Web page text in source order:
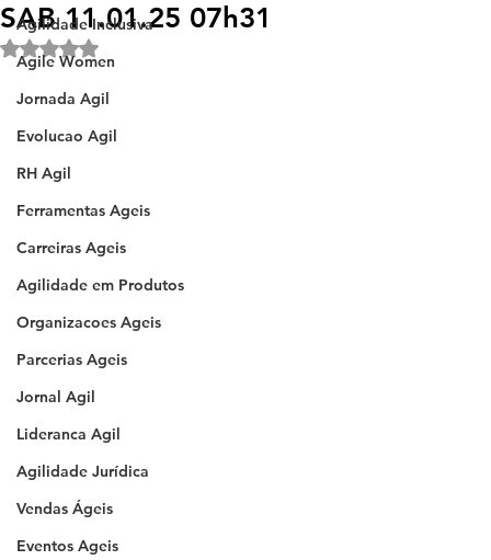
Agilidade Inclusiva
Agile Women
Jornada Agil
Evolucao Agil
RH Agil
Ferramentas Ageis
Carreiras Ageis
Agilidade em Produtos
Organizacoes Ageis
Parcerias Ageis
Jornal Agil
Lideranca Agil
Agilidade Jurídica
Vendas Ágeis
Eventos Ageis
SAB 11.01.25 07h31
Rated NaN out of 5 stars.